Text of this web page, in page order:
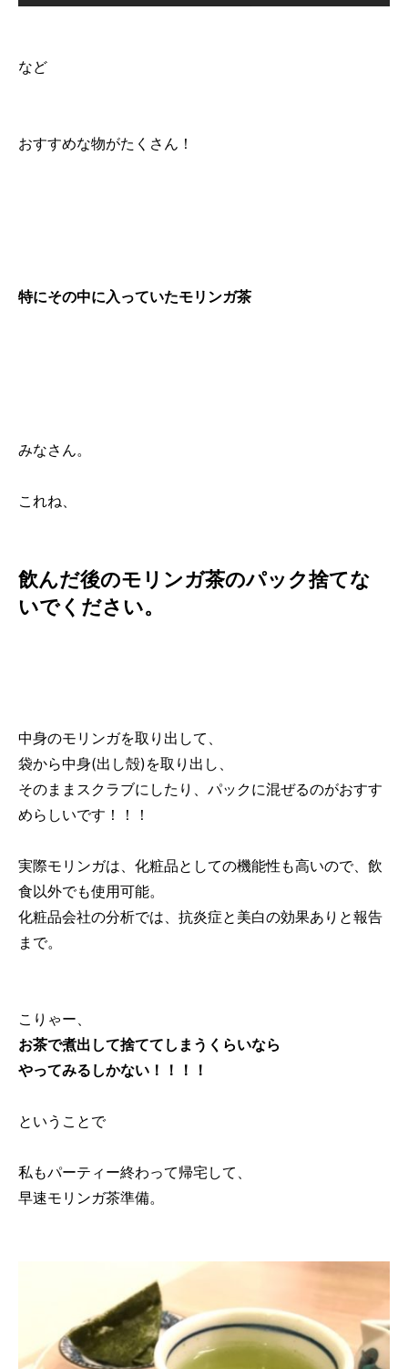
など
おすすめな物がたくさん！
特にその中に入っていたモリンガ茶
みなさん。
これね、
飲んだ後のモリンガ茶のパック捨てな
いでください。
中身のモリンガを取り出して、
袋から中身(出し殻)を取り出し、
そのままスクラブにしたり、パックに混ぜるのがおすす
めらしいです！！！
実際モリンガは、化粧品としての機能性も高いので、飲
食以外でも使用可能。
化粧品会社の分析では、抗炎症と美白の効果ありと報告
まで。
こりゃー、
お茶で煮出して捨ててしまうくらいなら
やってみるしかない！！！！
ということで
私もパーティー終わって帰宅して、
早速モリンガ茶準備。